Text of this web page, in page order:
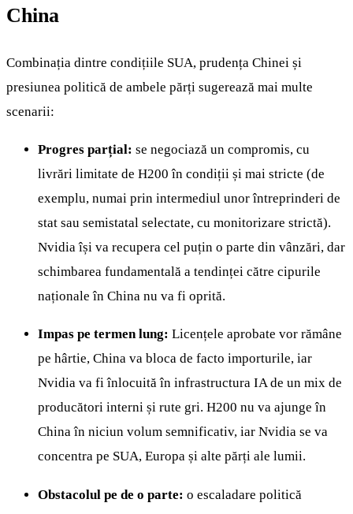
China
Combinația dintre condițiile SUA, prudența Chinei și
presiunea politică de ambele părți sugerează mai multe
scenarii:
Progres parțial: se negociază un compromis, cu
livrări limitate de H200 în condiții și mai stricte (de
exemplu, numai prin intermediul unor întreprinderi de
stat sau semistatal selectate, cu monitorizare strictă).
Nvidia își va recupera cel puțin o parte din vânzări, dar
schimbarea fundamentală a tendinței către cipurile
naționale în China nu va fi oprită.
Impas pe termen lung: Licențele aprobate vor rămâne
pe hârtie, China va bloca de facto importurile, iar
Nvidia va fi înlocuită în infrastructura IA de un mix de
producători interni și rute gri. H200 nu va ajunge în
China în niciun volum semnificativ, iar Nvidia se va
concentra pe SUA, Europa și alte părți ale lumii.
Obstacolul pe de o parte: o escaladare politică